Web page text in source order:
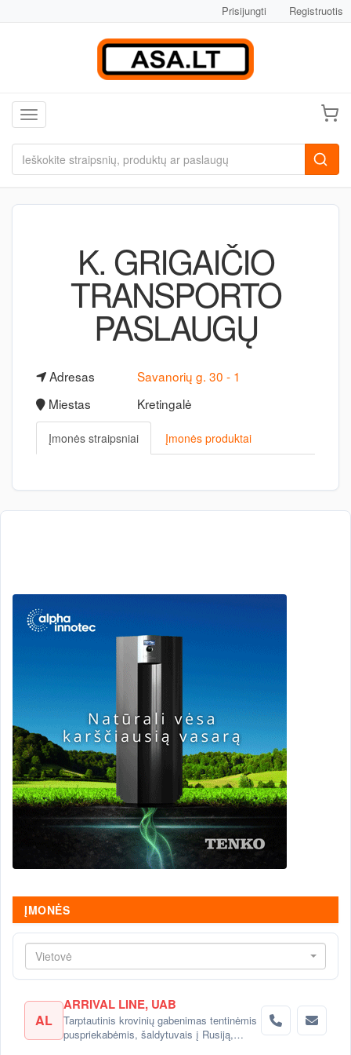
Prisijungti Registruotis
Toggle navigation
K. GRIGAIČIO
TRANSPORTO
PASLAUGŲ
Adresas
Savanorių g. 30 - 1
Miestas
Kretingalė
Įmonės straipsniai Įmonės produktai
ĮMONĖS
Vietovė
AL
ARRIVAL LINE, UAB
Tarptautinis krovinių gabenimas tentinėmis
puspriekabėmis, šaldytuvais į Rusiją,